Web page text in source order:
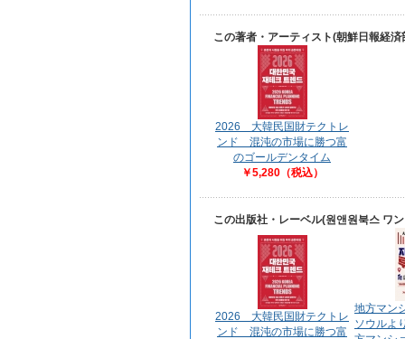
この著者・アーティスト(朝鮮日報経
2026 大韓民国財テクトレ
ンド 混沌の市場に勝つ富
のゴールデンタイム
￥5,280（税込）
この出版社・レーベル(원앤원북스 ワ
2026 大韓民国財テクトレ
ンド 混沌の市場に勝つ富
地方マン
ソウルよ